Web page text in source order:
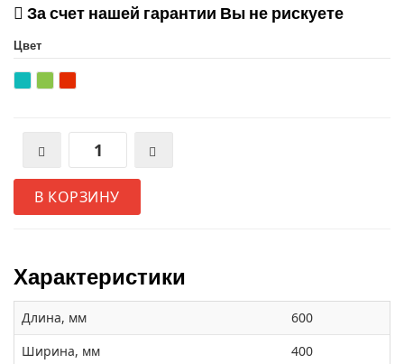
За счет нашей гарантии Вы не рискуете
Цвет
В КОРЗИНУ
Характеристики
Длина, мм
600
Ширина, мм
400